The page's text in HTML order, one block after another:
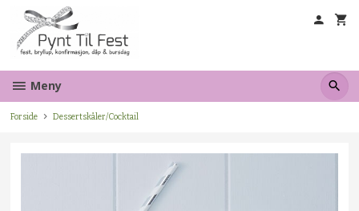
innholdet
Meny
Forside Dessertskåler/Cocktail